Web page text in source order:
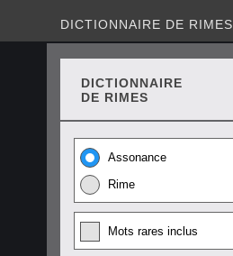
DICTIONNAIRE DE RIMES
DICTIONNAIRE
DE RIMES
Assonance
Rime
Mots rares inclus